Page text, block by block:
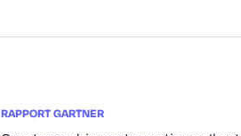
RAPPORT GARTNER